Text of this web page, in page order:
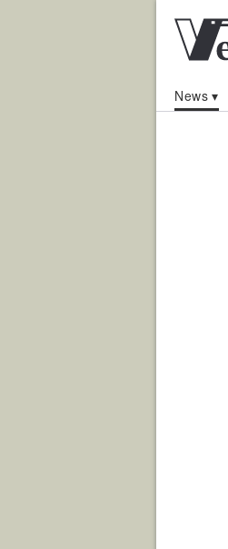
News